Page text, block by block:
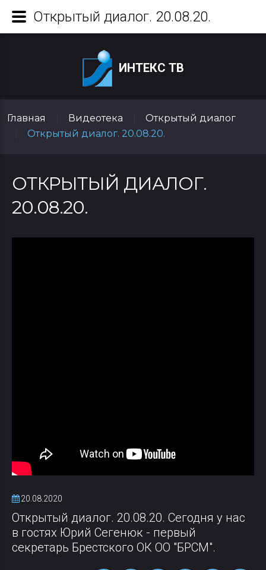
ИНТЕКС ТВ
Главная Видеотека
Открытый диалог
Открытый диалог. 20.08.20.
ОТКРЫТЫЙ ДИАЛОГ.
20.08.20.
20.08.2020
Открытый диалог. 20.08.20. Сегодня у нас
в гостях Юрий Сегенюк - первый
секретарь Брестского ОК ОО "БРСМ".
Открытый диалог. 20.08.20.